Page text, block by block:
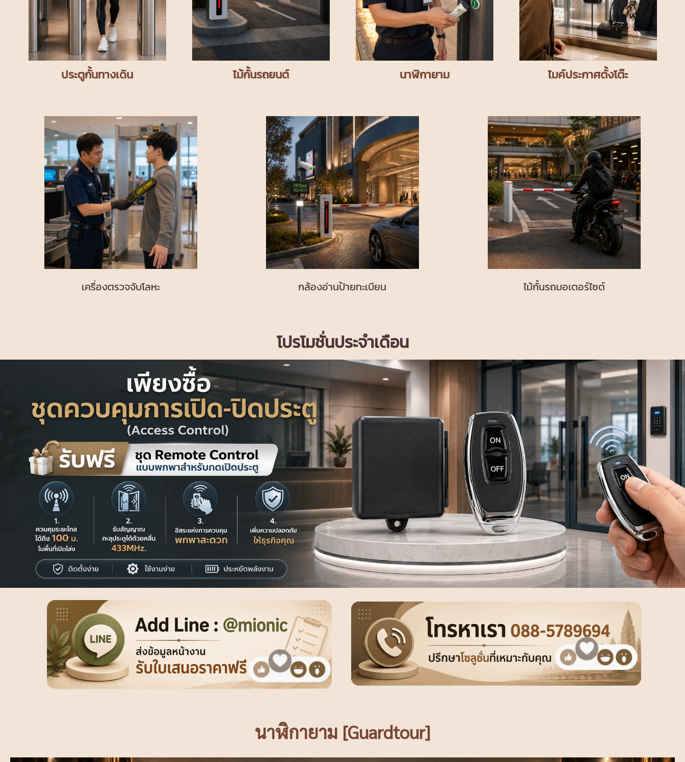
ประตูกั้นทางเดิน ไม้กั้นรถยนต์ นาฬิกายาม ไมค์ประกาศตั้งโต๊ะ
เครื่องตรวจจับโลหะ กล้องอ่านป้ายทะเบียน ไม้กั้นรถมอเตอร์ไซต์
โปรโมชั่นประจำเดือน
นาฬิกายาม [Guardtour]